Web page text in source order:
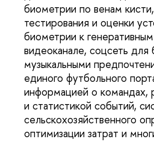
биометрии по венам
тестирования и оценки
биометрии к
видеоканале, соцсеть
музыкальными
единого футбольного
информацией о командах,
и статистикой событий,
сельскохозяйственного
оптимизации затрат и